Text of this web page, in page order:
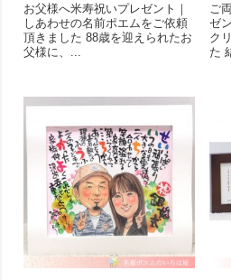
お父様へ米寿祝いプレゼント｜
しあわせの名前ポエムをご依頼
頂きました 88歳を迎えられたお
父様に、...
ご
ゼ
ク
た